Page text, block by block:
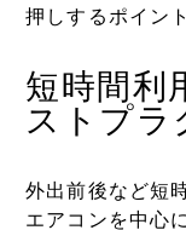
押しするポイン
短時間利
ストプラ
外出前後など短
エアコンを中心